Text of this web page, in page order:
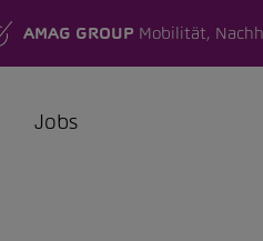
AMAG GROUP Mobilität,
Jobs